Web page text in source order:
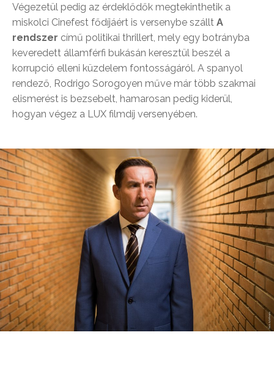
Végezetül pedig az érdeklődők megtekinthetik a
miskolci Cinefest fődíjáért is versenybe szállt A
rendszer című politikai thrillert, mely egy botrányba
keveredett államférfi bukásán keresztül beszél a
korrupció elleni küzdelem fontosságáról. A spanyol
rendező, Rodrigo Sorogoyen műve már több szakmai
elismerést is bezsebelt, hamarosan pedig kiderül,
hogyan végez a LUX filmdíj versenyében.